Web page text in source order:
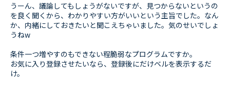
うーん、議論してもしょうがないですが、見つからないというの
を良く聞くから、わかりやすい方がいいという主旨でした。なん
か、内緒にしておきたいと聞こえちゃいました。気のせいでしょ
うねw
条件一つ増やすのもできない程脆弱なプログラムですか。
お気に入り登録させたいなら、登録後にだけベルを表示するだ
け。